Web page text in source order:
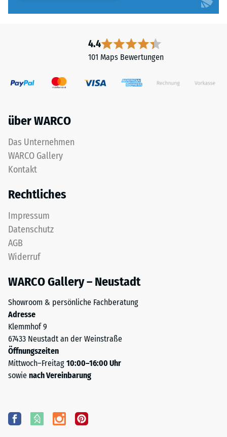
4.4
101 Maps Bewertungen
über WARCO
Das Unternehmen
WARCO Gallery
Kontakt
Rechtliches
Impressum
Datenschutz
AGB
Widerruf
WARCO Gallery – Neustadt
Showroom & persönliche Fachberatung
Adresse
Klemmhof 9
67433 Neustadt an der Weinstraße
Öffnungszeiten
Mittwoch–Freitag 10:00–16:00 Uhr
sowie nach Vereinbarung